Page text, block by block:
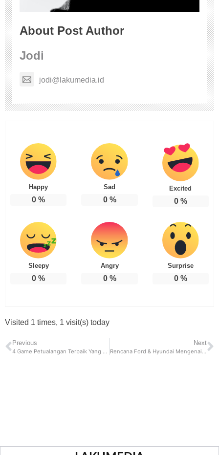
About Post Author
Jodi
jodi@lakumedia.id
Happy
0 %
Sad
0%
Excited
0%
Sleepy
0 %
Angry
0%
Surprise
0%
Visited 1 times, 1 visit(s) today
Previous
4 Game Petualangan Terbaik Yang Wajib Diketahui
Next
Rencana Ford & Hyundai Mengenai EV di Indonesia